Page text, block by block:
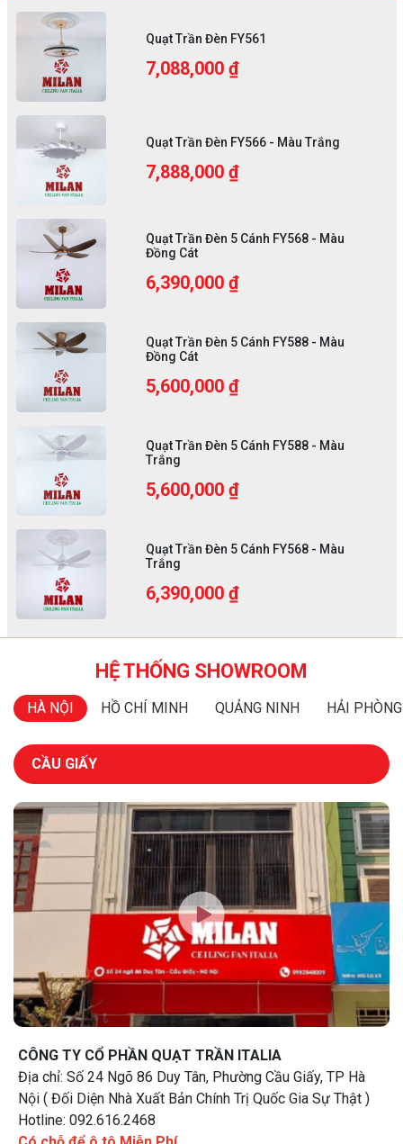
Quạt Trần Đèn FY561
7,088,000 ₫
Quạt Trần Đèn FY566 - Màu Trắng
7,888,000 ₫
Quạt Trần Đèn 5 Cánh FY568 - Màu
Đồng Cát
6,390,000 ₫
Quạt Trần Đèn 5 Cánh FY588 - Màu
Đồng Cát
5,600,000 ₫
Quạt Trần Đèn 5 Cánh FY588 - Màu
Trắng
5,600,000 ₫
Quạt Trần Đèn 5 Cánh FY568 - Màu
Trắng
6,390,000 ₫
HỆ THỐNG SHOWROOM
HÀ NỘI HỒ CHÍ MINH QUẢNG NINH HẢI PHÒNG
CẦU GIẤY
CÔNG TY CỔ PHẦN QUẠT TRẦN ITALIA
Địa chỉ: Số 24 Ngõ 86 Duy Tân, Phường Cầu Giấy, TP Hà
Nội ( Đối Diện Nhà Xuất Bản Chính Trị Quốc Gia Sự Thật )
Hotline: 092.616.2468